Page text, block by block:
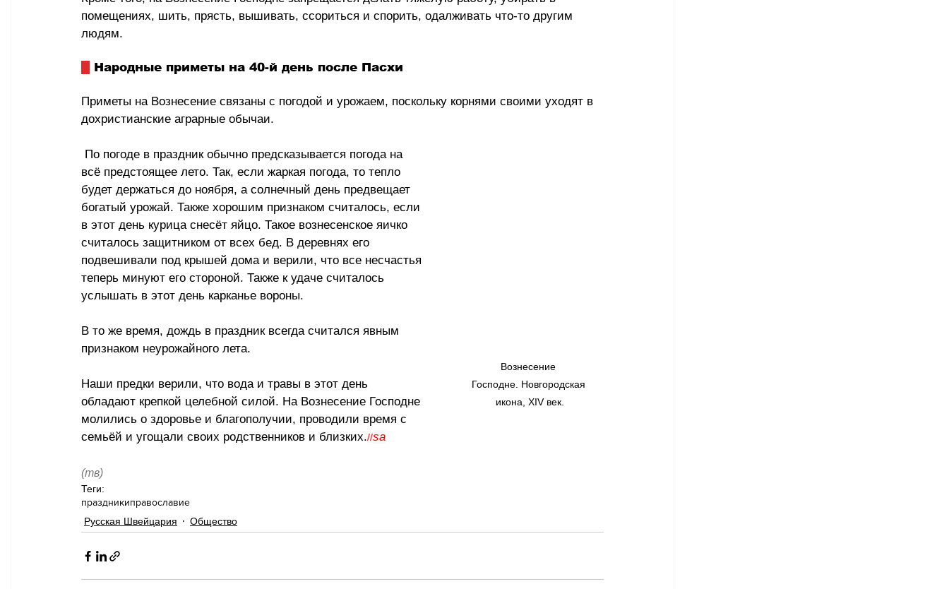
помещениях, шить, прясть, вышивать, ссориться и спорить, одалживать что-то другим
людям.
Народные приметы на 40-й день после Пасхи
Приметы на Вознесение связаны с погодой и урожаем, поскольку корнями своими уходят в
дохристианские аграрные обычаи.
Вознесение
Господне. Новгородская
икона, XIV век.
всё предстоящее лето. Так, если жаркая погода, то тепло
будет держаться до ноября, а солнечный день предвещает
богатый урожай. Также хорошим признаком считалось, если
в этот день курица снесёт яйцо. Такое вознесенское яичко
считалось защитником от всех бед. В деревнях его
подвешивали под крышей дома и верили, что все несчастья
теперь минуют его стороной. Также к удаче считалось
услышать в этот день карканье вороны.
В то же время, дождь в праздник всегда считался явным
признаком неурожайного лета.
Наши предки верили, что вода и травы в этот день
обладают крепкой целебной силой. На Вознесение Господне
молились о здоровье и благополучии, проводили время с
семьёй и угощали своих родственников и близких.//sa
(тв)
Теги:
праздникиправославие
Русская Швейцария
Общество